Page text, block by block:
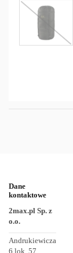
Dane
kontaktowe
2max.pl Sp. z
o.o.
Andrukiewicza
6 lok. 57